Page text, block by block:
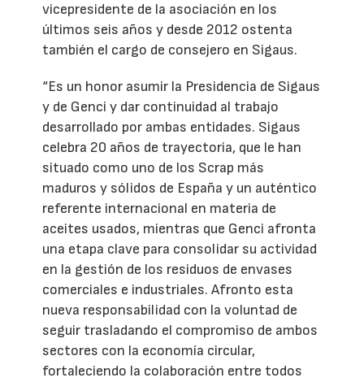
vicepresidente de la asociación en los
últimos seis años y desde 2012 ostenta
también el cargo de consejero en Sigaus.
“Es un honor asumir la Presidencia de Sigaus
y de Genci y dar continuidad al trabajo
desarrollado por ambas entidades. Sigaus
celebra 20 años de trayectoria, que le han
situado como uno de los Scrap más
maduros y sólidos de España y un auténtico
referente internacional en materia de
aceites usados, mientras que Genci afronta
una etapa clave para consolidar su actividad
en la gestión de los residuos de envases
comerciales e industriales. Afronto esta
nueva responsabilidad con la voluntad de
seguir trasladando el compromiso de ambos
sectores con la economía circular,
fortaleciendo la colaboración entre todos